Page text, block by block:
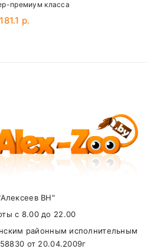
зависит от
Беларуси
премиум класса
181.1 р.
ВН"
с 8.00 до 22.00
районным исполнительным
от 20.04.2009г